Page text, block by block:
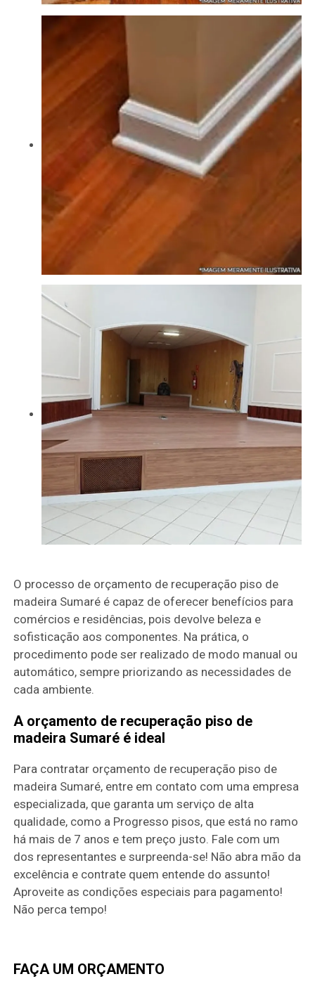
O processo de orçamento de recuperação piso de
madeira Sumaré é capaz de oferecer benefícios para
comércios e residências, pois devolve beleza e
sofisticação aos componentes. Na prática, o
procedimento pode ser realizado de modo manual ou
automático, sempre priorizando as necessidades de
cada ambiente.
A orçamento de recuperação piso de
madeira Sumaré é ideal
Para contratar orçamento de recuperação piso de
madeira Sumaré, entre em contato com uma empresa
especializada, que garanta um serviço de alta
qualidade, como a Progresso pisos, que está no ramo
há mais de 7 anos e tem preço justo. Fale com um
dos representantes e surpreenda-se! Não abra mão da
excelência e contrate quem entende do assunto!
Aproveite as condições especiais para pagamento!
Não perca tempo!
FAÇA UM ORÇAMENTO